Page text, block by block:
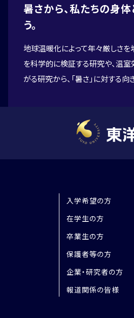
特設サイト 04 Veritas 学長×
暑さから、私たちの身
う。
地球温暖化によって年々厳しさ
を科学的に検証する研究や、温
がる研究から、「暑さ」に対する向
入学希望の方
在学生の方
卒業生の方
保護者等の方
企業・研究者の方
報道関係の皆様